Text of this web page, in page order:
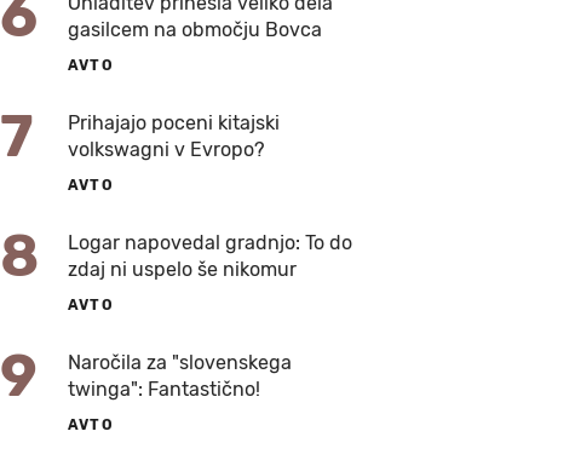
6
gasilcem na območju Bovca
AVTO
7
Prihajajo poceni kitajski
volkswagni v Evropo?
AVTO
8
Logar napovedal gradnjo: To do
zdaj ni uspelo še nikomur
AVTO
9
Naročila za "slovenskega
twinga": Fantastično!
AVTO